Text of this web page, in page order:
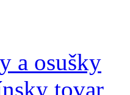
a osušky
tovar